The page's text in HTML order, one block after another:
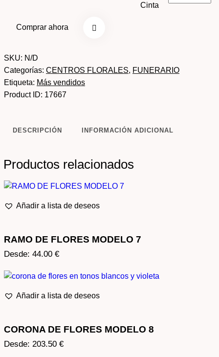
Cinta
Comprar ahora
SKU: N/D
Categorías: CENTROS FLORALES, FUNERARIO
Etiqueta: Más vendidos
Product ID: 17667
DESCRIPCIÓN INFORMACIÓN ADICIONAL
Productos relacionados
Añadir a lista de deseos
RAMO DE FLORES MODELO 7
Desde: 44.00 €
Añadir a lista de deseos
CORONA DE FLORES MODELO 8
Desde: 203.50 €